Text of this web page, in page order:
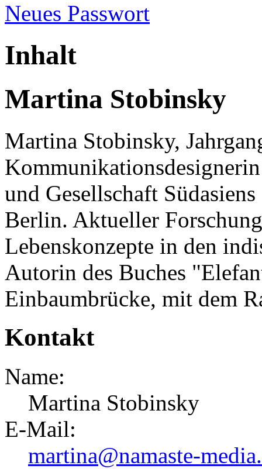
Neues Passwort
Inhalt
Martina Stobinsky
Martina Stobinsky,
und Gesellschaft
Berlin. Aktueller
Lebenskonzepte in den
Autorin des Buches
Einbaumbrücke, mit dem
Kontakt
Name:
Martina Stobinsky
E-Mail:
martina@namaste-